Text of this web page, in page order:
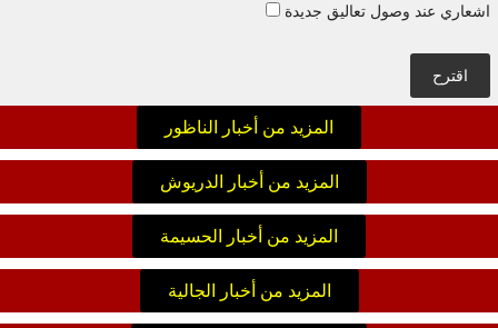
اشعاري عند وصول تعاليق جديدة
اقترح
المزيد من أخبار الناظور
المزيد من أخبار الدريوش
المزيد من أخبار الحسيمة
المزيد من أخبار الجالية